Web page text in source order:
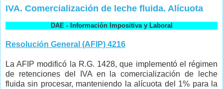
IVA. Comercialización de leche fluida. Alícuota
DAE - Información Impositiva y Laboral
Resolución General (AFIP) 4216
La AFIP modificó la R.G. 1428, que implementó el régimen
de retenciones del IVA en la comercialización de leche
fluida sin procesar, manteniendo la alícuota del 1% para la